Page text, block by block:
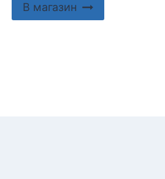
В магазин